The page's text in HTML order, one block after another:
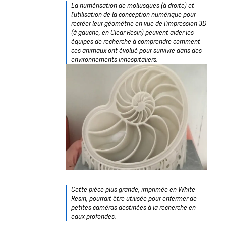
La numérisation de mollusques (à droite) et
l'utilisation de la conception numérique pour
recréer leur géométrie en vue de l'impression 3D
(à gauche, en Clear Resin) peuvent aider les
équipes de recherche à comprendre comment
ces animaux ont évolué pour survivre dans des
environnements inhospitaliers.
Cette pièce plus grande, imprimée en White
Resin, pourrait être utilisée pour enfermer de
petites caméras destinées à la recherche en
eaux profondes.